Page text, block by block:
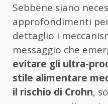
Sebbene siano
approfondimenti
dettaglio i
messaggio che
evitare gli ultra-
stile alimentare
il rischio di Crohn,